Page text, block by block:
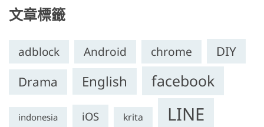
文章標籤
adblock Android chrome
DIY
Drama
English facebook
indonesia iOS krita LINE